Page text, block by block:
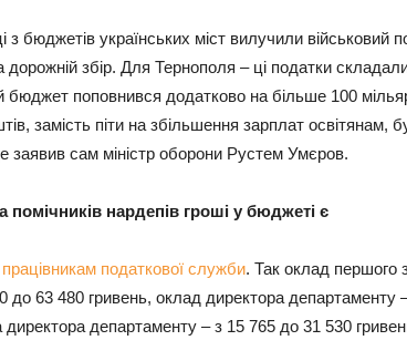
бюджетів українських міст вилучили військовий
збір. Для Тернополя – ці податки
поповнився додатково на більше 100
замість піти на збільшення зарплат освітянам,
заявив сам міністр оборони Рустем Умєров.
помічників нардепів гроші у бюджеті є
працівникам податкової служби. Так оклад першого
до 63 480 гривень, оклад директора департаменту
директора департаменту – з 15 765 до 31 530